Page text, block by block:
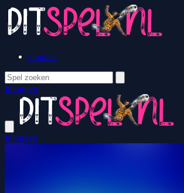
Contact
Inloggen
Inloggen